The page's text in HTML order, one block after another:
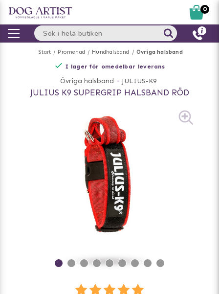
Start Promenad Hundhalsband Övriga halsband
I lager för omedelbar leverans
Övriga halsband - JULIUS-K9
JULIUS K9 SUPERGRIP HALSBAND RÖD
0